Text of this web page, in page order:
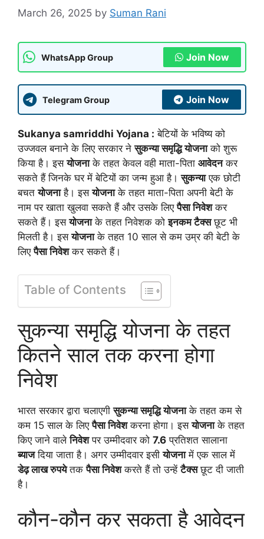
March 26, 2025 by Suman Rani
WhatsApp Group Join Now
Telegram Group Join Now
Sukanya samriddhi Yojana : बेटियों के भविष्य को
उज्जवल बनाने के लिए सरकार नेसुकन्या समृद्धि योजनाको शुरू
किया है। इसयोजनाके तहत केवल वही माता-पिता आवेदनकर
सकते हैं जिनके घर में बेटियों का जन्म हुआ है।सुकन्याएक छोटी
बचतयोजनाहै। इसयोजनाके तहत माता-पिता अपनी बेटी के
नाम पर खाता खुलवा सकते हैं और उसके लिएपैसा निवेशकर
सकते हैं। इसयोजनाके तहत निवेशक कोइनकम टैक्सछूट भी
मिलती है। इसयोजनाके तहत 10 साल से कम उम्र की बेटी के
लिएपैसा निवेशकर सकते हैं।
Table of Contents
सुकन्या समृद्धि योजना के तहत
कितने साल तक करना होगा
निवेश
भारत सरकार द्वारा चलाएगीसुकन्या समृद्धि योजनाके तहत कम से
कम 15 साल के लिएपैसा निवेशकरना होगा। इसयोजनाके तहत
किए जाने वालेनिवेशपर उम्मीदवार को 7.6 प्रतिशत सालाना
ब्याजदिया जाता है। अगर उम्मीदवार इसीयोजनामें एक साल में
डेढ़ लाख रुपयेतकपैसा निवेशकरते हैं तो उन्हेंटैक्सछूट दी जाती
है।
कौन-कौन कर सकता है आवेदन